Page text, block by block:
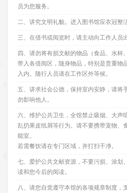
员为您服务。
二、讲究文明礼貌。进入图书馆应衣冠整
三、在借书或阅览时，请主动向工作人员
四、请勿将有损文献的物品（食品、水杯
带入各借阅区，随身物品，特别是贵重物
入内。随行人员请在工作区外等候。
五、讲求社会公德，保持室内安静，请将
勿影响他人。
六、 维护公共卫生，全馆禁止吸烟、大声
乱扔果皮纸屑等行为。请不要携带宠物、
能室。
若需餐饮请在专门区域，并打扫干净。
七、爱护公共文献资源，不要污损、涂划
读和您今后的阅读。
八、请您自觉遵守本馆的各项规章制度，